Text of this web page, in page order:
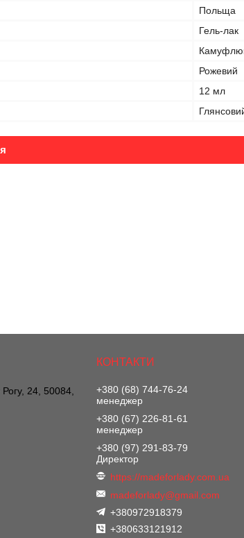
Польща
Гель-лак
Рожевий
12 мл
24, 50084,
+380 (68) 744-76-24
менеджер
+380 (67) 226-81-61
менеджер
+380 (97) 291-83-79
Директор
https://madeforlady.com.ua
madeforlady@gmail.com
+380972918379
+380633121912